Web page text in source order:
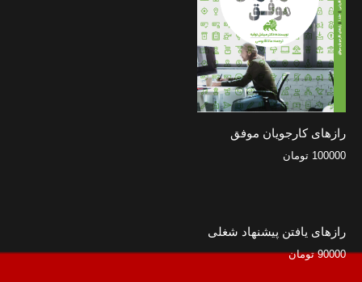
رازهای کارجویان موفق
100000 تومان
رازهای یافتن پیشنهاد شغلی
90000 تومان